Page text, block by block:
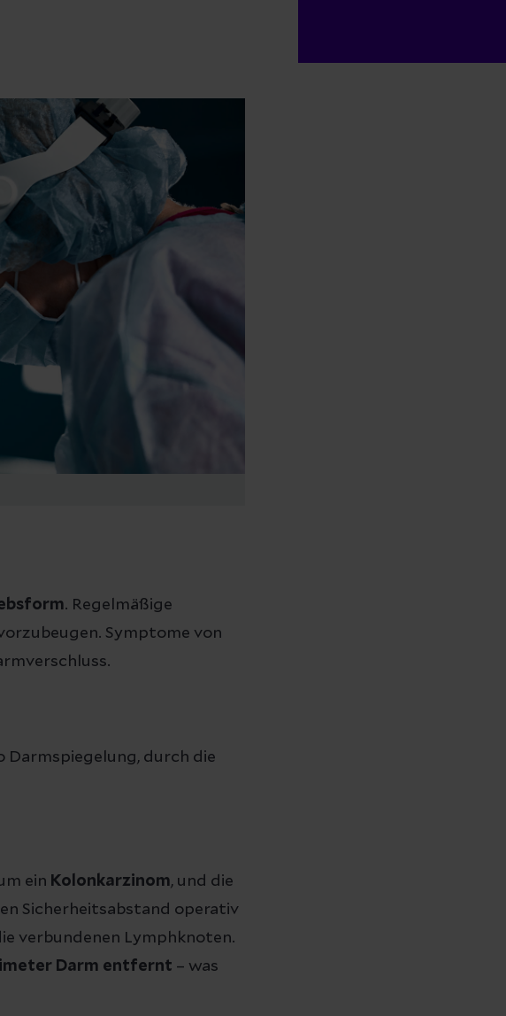
. Regelmäßige
Symptome von
Darmspiegelung, durch die
ein Kolonkarzinom, und die
Sicherheitsabstand operativ
verbundenen Lymphknoten.
Darm entfernt – was